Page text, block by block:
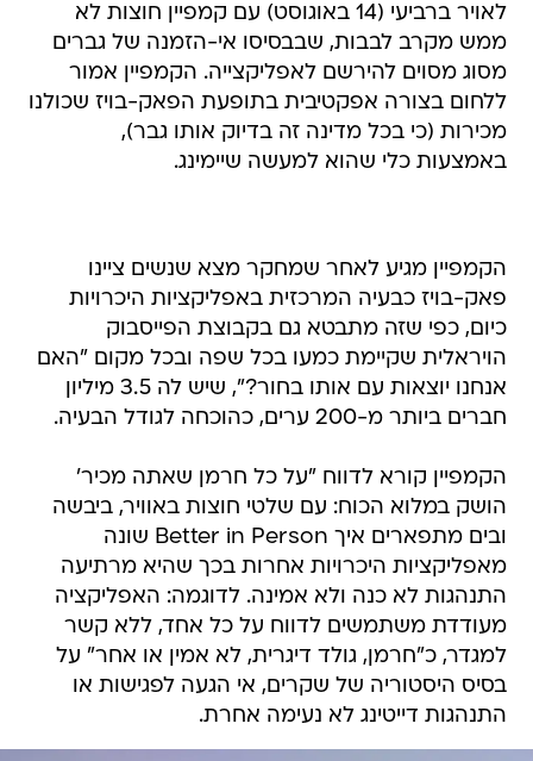
לאויר ברביעי (14 באוגוסט) עם קמפיין חוצות לא
ממש מקרב לבבות, שבבסיסו אי-הזמנה של גברים
מסוג מסוים להירשם לאפליקצייה. הקמפיין אמור
ללחום בצורה אפקטיבית בתופעת הפאק-בויז שכולנו
מכירות (כי בכל מדינה זה בדיוק אותו גבר),
באמצעות כלי שהוא למעשה שיימינג.
הקמפיין מגיע לאחר שמחקר מצא שנשים ציינו
פאק-בויז כבעיה המרכזית באפליקציות היכרויות
כיום, כפי שזה מתבטא גם בקבוצת הפייסבוק
הויראלית שקיימת כמעו בכל שפה ובכל מקום "האם
אנחנו יוצאות עם אותו בחור?", שיש לה 3.5 מיליון
חברים ביותר מ-200 ערים, כהוכחה לגודל הבעיה.
הקמפיין קורא לדווח "על כל חרמן שאתה מכיר'
הושק במלוא הכוח: עם שלטי חוצות באוויר, ביבשה
ובים מתפארים איך Better in Person שונה
מאפליקציות היכרויות אחרות בכך שהיא מרתיעה
התנהגות לא כנה ולא אמינה. לדוגמה: האפליקציה
מעודדת משתמשים לדווח על כל אחד, ללא קשר
למגדר, כ"חרמן, גולד דיגרית, לא אמין או אחר" על
בסיס היסטוריה של שקרים, אי הגעה לפגישות או
התנהגות דייטינג לא נעימה אחרת.